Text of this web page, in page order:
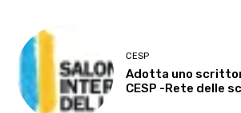
CESP
Adotta uno
CESP -Rete delle